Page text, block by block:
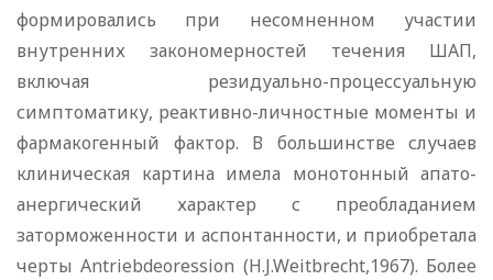
формировались при несомненном участии
внутренних закономерностей течения ШАП,
включая резидуально-процессуальную
симптоматику, реактивно-личностные моменты и
фармакогенный фактор. В большинстве случаев
клиническая картина имела монотонный апато-
анергический характер с преобладанием
заторможенности и аспонтанности, и приобретала
черты Antriebdeoression (H.J.Weitbrecht,1967). Более